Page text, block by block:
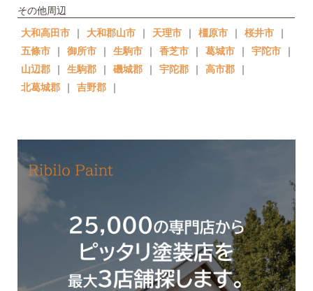
その他周辺
大和高田市 ｜ 大和郡山市 ｜ 天理市 ｜ 橿原市 ｜ 桜井市 ｜
五條市 ｜ 御所市 ｜ 生駒市 ｜ 香芝市 ｜ 葛城市 ｜ 宇陀市 ｜
山辺郡 ｜ 生駒郡 ｜ 磯城郡 ｜ 宇陀郡 ｜ 高市郡 ｜
北葛城郡 ｜ 吉野郡 ｜